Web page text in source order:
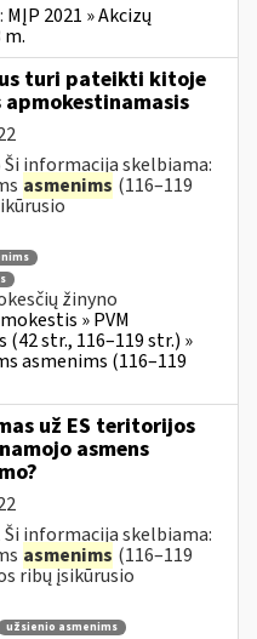
MĮP 2021 » Akcizų
turi pateikti kitoje
informacija skelbiama:
asmenims (116–119
žinyno
» PVM
str., 116–119 str.) »
asmenims (116–119
už ES teritorijos
asmens
informacija skelbiama:
asmenims (116–119
ribų įsikūrusio
užsienio asmenims